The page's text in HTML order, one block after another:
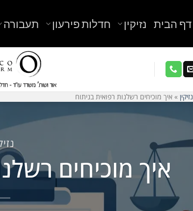
דף הבית נזיקין חדלות פירעון תעבורה
נזיקין » איך מוכיחים רשלנות רפואית בניתוח
איך מוכיחים